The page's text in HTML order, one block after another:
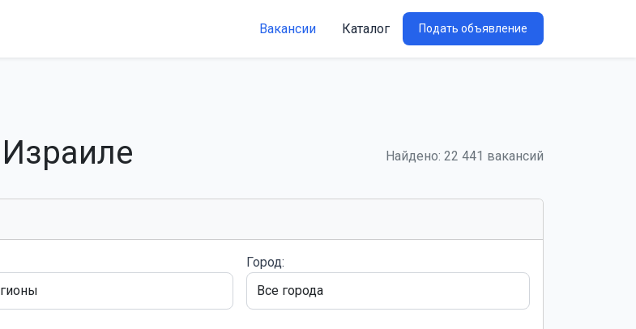
Вакансии Каталог Подать объявление
Найдено: 22 441 вакансий
Город: